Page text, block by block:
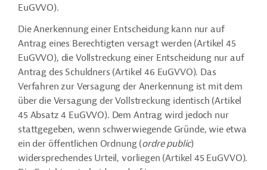
EuGVVO).
Die Anerkennung einer Entscheidung kann nur auf
Antrag eines Berechtigten versagt werden (Artikel 45
EuGVVO), die Vollstreckung einer Entscheidung nur auf
Antrag des Schuldners (Artikel 46 EuGVVO). Das
Verfahren zur Versagung der Anerkennung ist mit dem
über die Versagung der Vollstreckung identisch (Artikel
45 Absatz 4 EuGVVO). Dem Antrag wird jedoch nur
stattgegeben, wenn schwerwiegende Gründe, wie etwa
ein der öffentlichen Ordnung (ordre public)
widersprechendes Urteil, vorliegen (Artikel 45 EuGVVO).